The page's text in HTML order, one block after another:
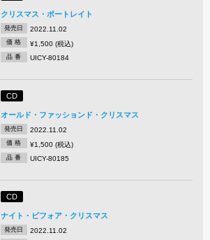
クリスマス・ポートレイト
発売日 2022.11.02
価 格 ¥1,500 (税込)
品 番 UICY-80184
CD
オールド・ファッションド・クリスマス
発売日 2022.11.02
価 格 ¥1,500 (税込)
品 番 UICY-80185
CD
ナイト・ビフォア・クリスマス
発売日 2022.11.02